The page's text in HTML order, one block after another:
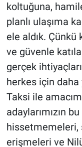
koltuğuna,
planlı ulaşıma
ele aldık. Çünkü
ve güvenle
gerçek
herkes için
Taksi ile
adaylarımızın
hissetmemeleri,
erişmeleri ve